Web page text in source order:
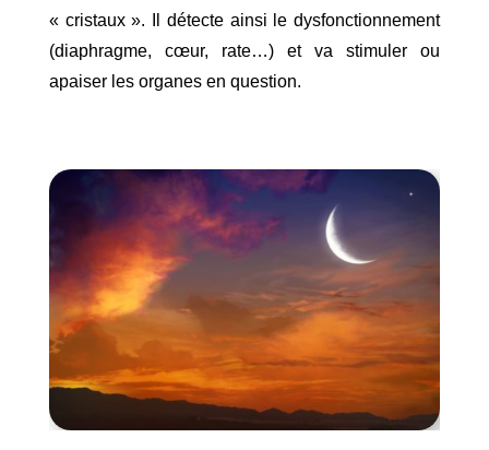
« cristaux ». Il détecte ainsi le dysfonctionnement
(diaphragme, cœur, rate…) et va stimuler ou
apaiser les organes en question.